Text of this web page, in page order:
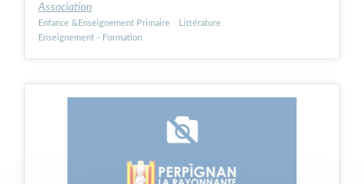
Association
Enfance &Enseignement Primaire
Littérature
Enseignement - Formation